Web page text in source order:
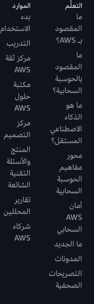
التعلُّم
ما
المقصود
بـ AWS؟
ما
المقصود
بالحوسبة
السحابية؟
ما هو
الذكاء
الاصطناعي
المستقل؟
محور
مفاهيم
الحوسبة
السحابية
أمان
AWS
السحابي
ما الجديد
المدونات
التصريحات
الصحفية
الموارد
بدء
الاستخدام
التدريب
مركز ثقة
AWS
مكتبة
حلول
AWS
مركز
التصميم
المنتج
والأسئلة
التقنية
الشائعة
تقارير
المحللين
شركاء
AWS